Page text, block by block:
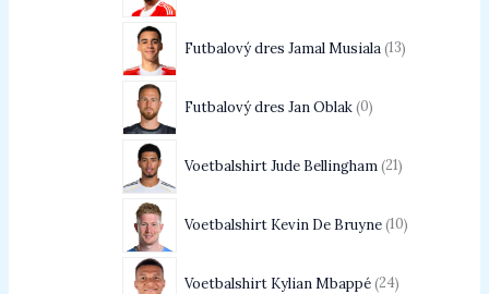
Futbalový dres Jamal Musiala 13
Futbalový dres Jan Oblak 0
Voetbalshirt Jude Bellingham 21
Voetbalshirt Kevin De Bruyne 10
Voetbalshirt Kylian Mbappé 24